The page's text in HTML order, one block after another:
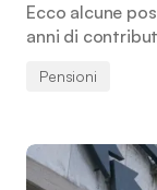
Ecco alcune
anni di
Pensioni